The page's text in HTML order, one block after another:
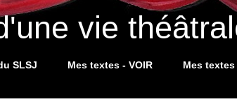
vie
SLSJ Mes textes - VOIR Mes